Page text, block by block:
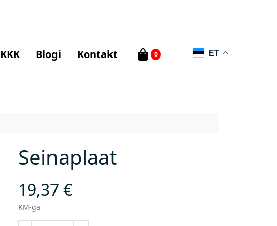
KKK Blogi Kontakt 0 ET
Seinaplaat
19,37€
KM-ga